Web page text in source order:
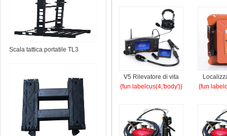
Scala tattica portatile TL3
V5 Rilevatore di vita
audio e video
{fun labelcus(4,'body')} {fun